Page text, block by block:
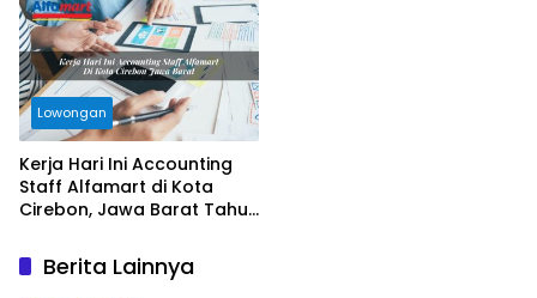
Lowongan
Kerja Hari Ini Accounting
Staff Alfamart di Kota
Cirebon, Jawa Barat Tahun
Berita Lainnya